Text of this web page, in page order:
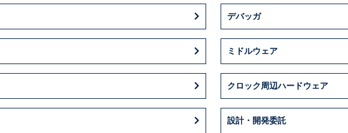
デバッガ
ミドルウェア
クロック周辺ハードウェア
設計・開発委託